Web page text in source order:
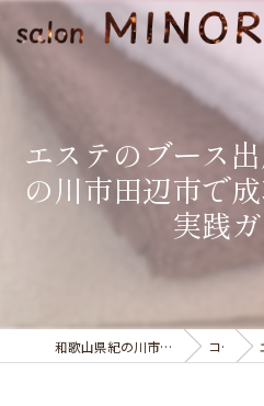
エステのブース
の川市田辺市で
実践
和歌山県紀の川市のエステならsalon MINORI コラム